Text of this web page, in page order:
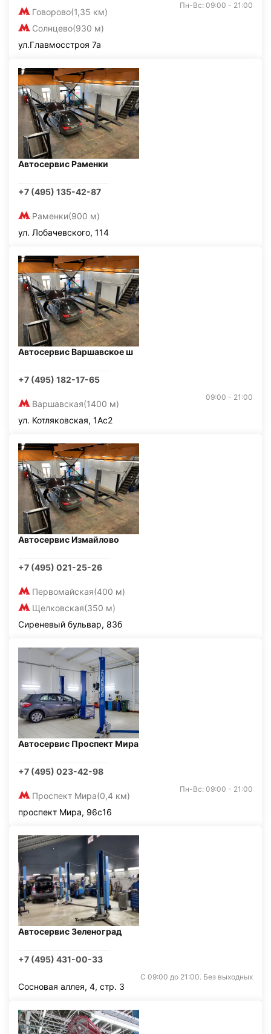
Говорово(1,35 км)
Солнцево(930 м)
Пн-Вс: 09:00 - 21:00
ул.Главмосстроя 7а
Автосервис Раменки
+7 (495) 135-42-87
Раменки(900 м)
ул. Лобачевского, 114
Автосервис Варшавское ш
+7 (495) 182-17-65
Варшавская(1400 м)
09:00 - 21:00
ул. Котляковская, 1Ас2
Автосервис Измайлово
+7 (495) 021-25-26
Первомайская(400 м)
Щелковская(350 м)
Сиреневый бульвар, 83б
Автосервис Проспект Мира
+7 (495) 023-42-98
Проспект Мира(0,4 км)
Пн-Вс: 09:00 - 21:00
проспект Мира, 96с16
Автосервис Зеленоград
+7 (495) 431-00-33
С 09:00 до 21:00. Без выходных
Сосновая аллея, 4, стр. 3